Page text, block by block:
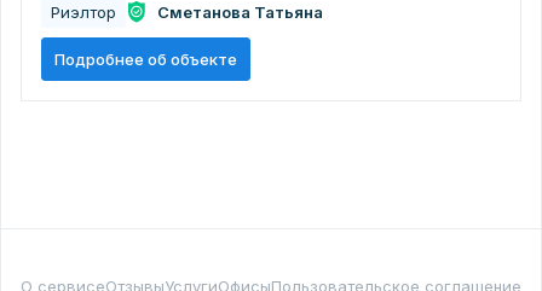
Риэлтор Сметанова Татьяна
Подробнее об объекте
О сервисеОтзывыУслугиОфисыПользовательское соглашение